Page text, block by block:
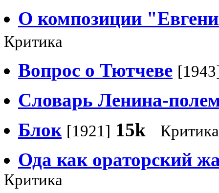
О композиции
Критика
Вопрос о Тютчеве
Словарь Ленина-
Блок [1921] 15k Критика
Ода как ораторский
Критика